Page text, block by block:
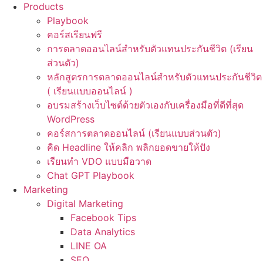
Products
Playbook
คอร์สเรียนฟรี
การตลาดออนไลน์สำหรับตัวแทนประกันชีวิต (เรียน
ส่วนตัว)
หลักสูตรการตลาดออนไลน์สำหรับตัวแทนประกันชีวิต
( เรียนแบบออนไลน์ )
อบรมสร้างเว็บไซต์ด้วยตัวเองกับเครื่องมือที่ดีที่สุด
WordPress
คอร์สการตลาดออนไลน์ (เรียนแบบส่วนตัว)
คิด Headline ให้คลิก พลิกยอดขายให้ปัง
เรียนทำ VDO แบบมือวาด
Chat GPT Playbook
Marketing
Digital Marketing
Facebook Tips
Data Analytics
LINE OA